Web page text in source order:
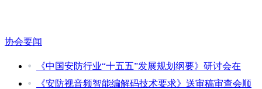
协会要闻
《中国安防行业“十五五”发展规划纲要》研讨会在
《安防视音频智能编解码技术要求》送审稿审查会顺